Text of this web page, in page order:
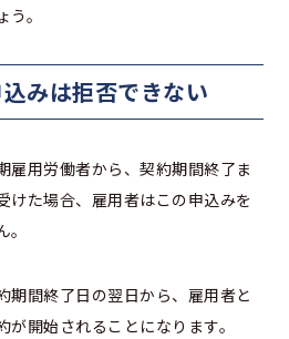
。
みは拒否できない
雇用労働者から、契約期間終了ま
けた場合、雇用者はこの申込みを
期間終了日の翌日から、雇用者と
開始されることになります。